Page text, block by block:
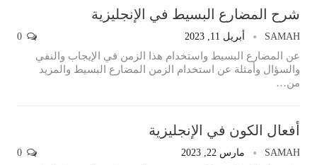
شرح المضارع البسيط في الإنجليزية
SAMAH أبريل 11, 2023
عن المضارع البسيط واستخدام هذا الزمن في الإيجاب والنفي
والسؤال وأمثلة عن استخدام الزمن المضارع البسيط والمزيد
من…
أفعال الكون في الإنجليزية
SAMAH مارس 22, 2023